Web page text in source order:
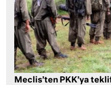
Meclis’ten PKK’ya